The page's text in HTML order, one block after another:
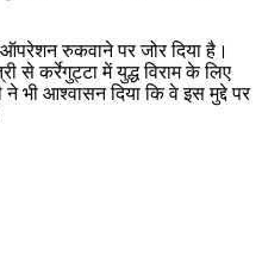
रुकवाने पर जोर दिया है।
कर्रेगुट्टा में युद्ध विराम के लिए
भी आश्वासन दिया कि वे इस मुद्दे पर